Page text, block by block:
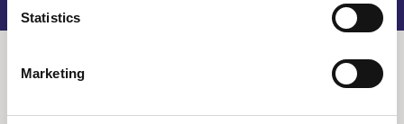
Statistics
Marketing